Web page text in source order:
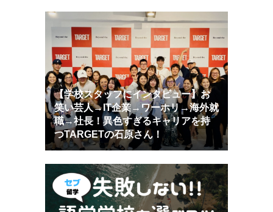
【学校スタッフにインタビュー】お
笑い芸人→IT企業→ワーホリ→海外就
職→社長！異色すぎるキャリアを持
つTARGETの石原さん！